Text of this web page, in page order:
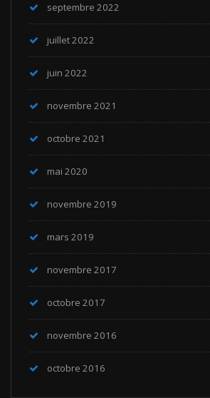
septembre 2022
juillet 2022
juin 2022
novembre 2021
octobre 2021
mai 2020
novembre 2019
mars 2019
novembre 2017
octobre 2017
novembre 2016
octobre 2016